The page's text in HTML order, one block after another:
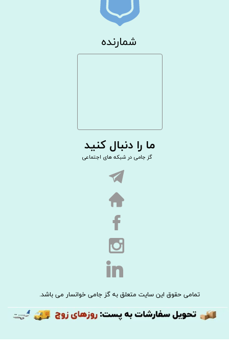
گز جامی در شبکه های اجتماعی
ما را دنبال کنید
تمامی حقوق این سایت متعلق به گز جامی خوانسار می باشد.
شمارنده